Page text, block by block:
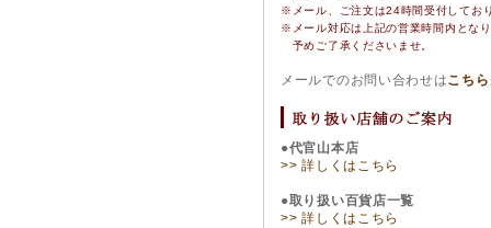
※メール、ご注文は24時間受付してお
※ メール対応は上記の営業時間内とな
予めご了承くださいませ。
メールでのお問い合わせはこちら
●代官山本店
>> 詳しくはこちら
●取り扱い百貨店一覧
>> 詳しくはこちら